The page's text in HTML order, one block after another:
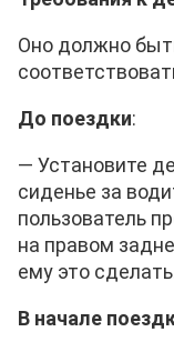
Оно должно
До поездки:
— Установите
сиденье за
пользователь
на правом
ему это
В начале